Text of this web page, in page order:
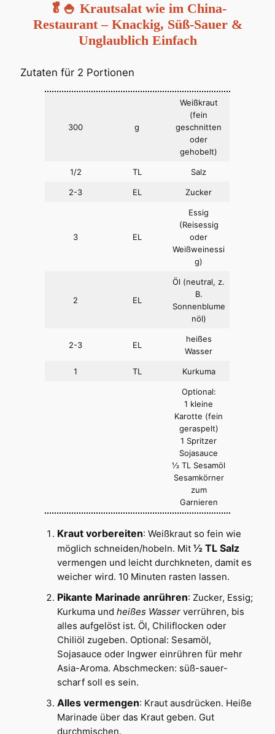
🥬🍚 Krautsalat wie im China-
Restaurant – Knackig, Süß-Sauer &
Unglaublich Einfach
Zutaten für 2 Portionen
300 g
Weißkraut
(fein
geschnitten
oder
gehobelt)
1/2 TL Salz
2-3 EL Zucker
3 EL
Essig
(Reisessig
oder
Weißweinessi
g)
2 EL
Öl (neutral, z.
B.
Sonnenblume
nöl)
2-3 EL
heißes
Wasser
1 TL Kurkuma
Optional:
1 kleine
Karotte (fein
geraspelt)
1 Spritzer
Sojasauce
½ TL Sesamöl
Sesamkörner
zum
Garnieren
Kraut vorbereiten: Weißkraut so fein wie
möglich schneiden/hobeln. Mit ½ TL Salz
vermengen und leicht durchkneten, damit es
weicher wird. 10 Minuten rasten lassen.
Pikante Marinade anrühren: Zucker, Essig;
Kurkuma und heißes Wasserverrühren, bis
alles aufgelöst ist. Öl, Chiliflocken oder
Chiliöl zugeben. Optional: Sesamöl,
Sojasauce oder Ingwer einrühren für mehr
Asia-Aroma. Abschmecken: süß-sauer-
scharf soll es sein.
Alles vermengen: Kraut ausdrücken. Heiße
Marinade über das Kraut geben. Gut
durchmischen.